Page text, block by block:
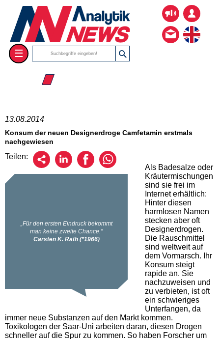
☰
☰ 2014
13.08.2014
Konsum der neuen Designerdroge Camfetamin erstmals
nachgewiesen
Teilen:
Als Badesalze oder
Kräutermischungen
sind sie frei im
Internet erhältlich:
Hinter diesen
harmlosen Namen
stecken aber oft
Designerdrogen.
Die Rauschmittel
sind weltweit auf
dem Vormarsch. Ihr
Konsum steigt
rapide an. Sie
nachzuweisen und
zu verbieten, ist oft
ein schwieriges
Unterfangen, da
immer neue Substanzen auf den Markt kommen.
Toxikologen der Saar-Uni arbeiten daran, diesen Drogen
schneller auf die Spur zu kommen. So haben Forscher um